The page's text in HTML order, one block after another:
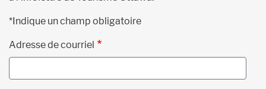
*Indique un champ obligatoire
Adresse de courriel